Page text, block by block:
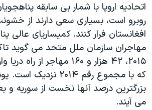
اتحادیه اروپا با شمار بی سابقه
روبرو است، بسیاری سعی دارند از
افغانستان فرار کنند. کمیساریای عالی
مهاجران سازمان ملل متحد می گوید
۲۰۱۵، ۴۲ هزار و ۱۶۰ مهاجر
که با مجموع رقم ۲۰۱۴
بزرگترین درصد آنها نخست از سوریه و
می آیند.